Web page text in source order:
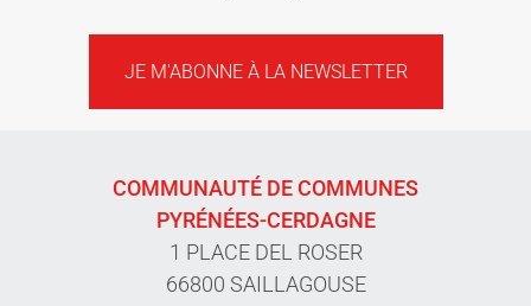
JE M'ABONNE À LA NEWSLETTER
COMMUNAUTÉ DE COMMUNES
PYRÉNÉES-CERDAGNE
1 PLACE DEL ROSER
66800 SAILLAGOUSE